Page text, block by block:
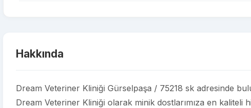
Hakkında
Dream Veteriner Kliniği Gürselpaşa / 75218 sk adresinde
Dream Veteriner Kliniği olarak minik dostlarımıza en kaliteli